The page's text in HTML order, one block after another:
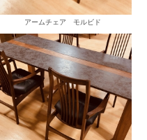
アームチェア モルビド